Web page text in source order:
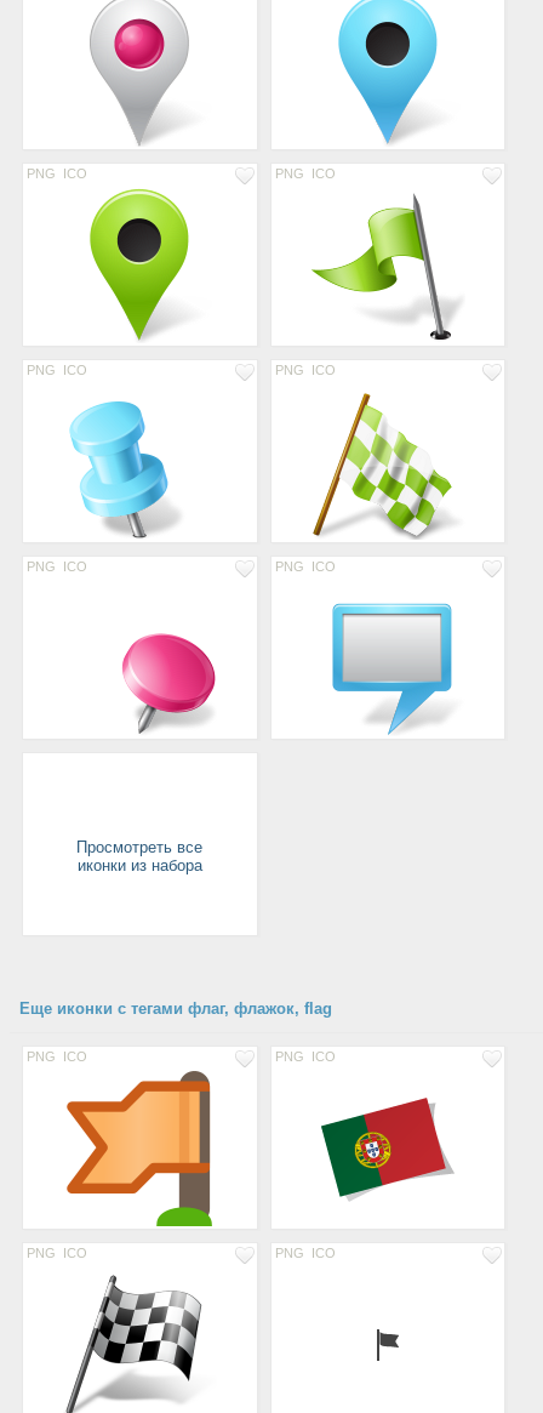
PNG ICO PNG ICO
PNG ICO PNG ICO
PNG ICO PNG ICO
Просмотреть все
иконки из набора
Еще иконки с тегами флаг, флажок, flag
PNG ICO PNG ICO
PNG ICO PNG ICO